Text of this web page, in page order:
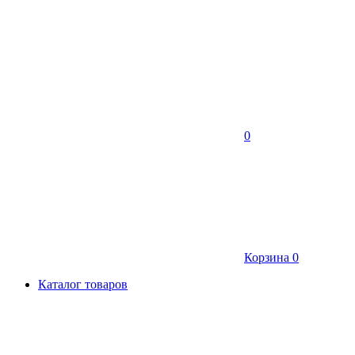
0
Корзина 0
Каталог товаров